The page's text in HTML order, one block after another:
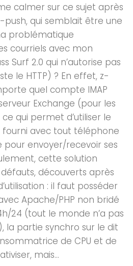
calmer sur ce sujet après
qui semblait être une
problématique
courriels avec mon
Surf 2.0 qui n’autorise pas
le HTTP) ? En effet, z-
quel compte IMAP
Exchange (pour les
qui permet d’utiliser le
fourni avec tout téléphone
pour envoyer/recevoir ses
cette solution
découverts après
: il faut posséder
Apache/PHP non bridé
24 (tout le monde n’a pas
la partie synchro sur le dit
de CPU et de
mais...